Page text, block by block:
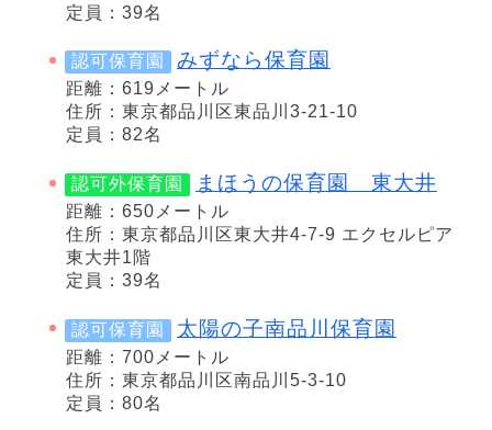
定員：39名
認可保育園 みずなら保育園
距離：619メートル
住所：東京都品川区東品川3-21-10
定員：82名
認可外保育園 まほうの保育園 東大井
距離：650メートル
住所：東京都品川区東大井4-7-9 エクセルピア
東大井1階
定員：39名
認可保育園 太陽の子南品川保育園
距離：700メートル
住所：東京都品川区南品川5-3-10
定員：80名